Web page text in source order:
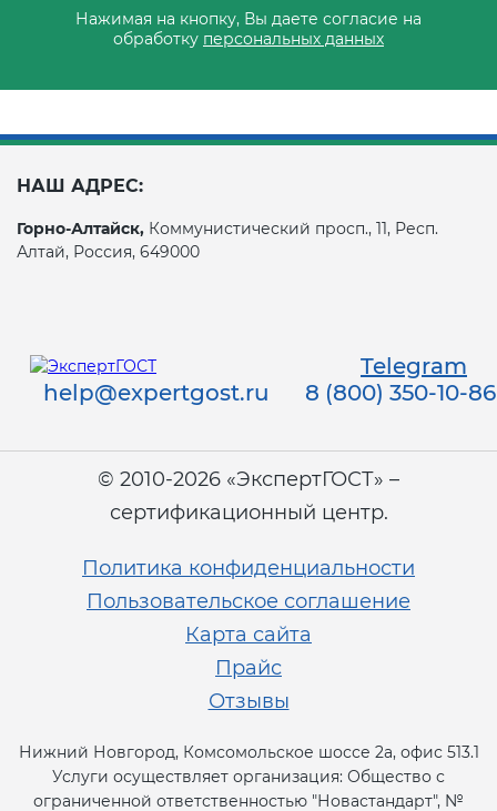
Нажимая на кнопку, Вы даете согласие на
обработку персональных данных
НАШ АДРЕС:
Горно-Алтайск, Коммунистический просп., 11, Респ.
Алтай, Россия, 649000
Telegram
help@expertgost.ru
8 (800) 350-10-86
© 2010-2026 «ЭкспертГОСТ» –
сертификационный центр.
Политика конфиденциальности
Пользовательское соглашение
Карта сайта
Прайс
Отзывы
Нижний Новгород, Комсомольское шоссе 2а, офис 513.1
Услуги осуществляет организация: Общество с
ограниченной ответственностью "Новастандарт", №